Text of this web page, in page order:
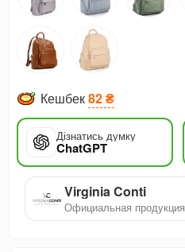
Кешбек82 ₴
Дізнатись думку
ChatGPT
Virginia Conti
Официальная продукция